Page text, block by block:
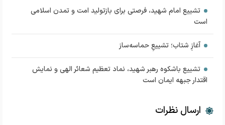
تشییع امام شهید، فرصتی برای بازتولید امت و تمدن اسلامی
است
آغازِ شتاب؛ تشییعِ حماسه‌ساز
تشییع باشکوه رهبر شهید، نماد تعظیم شعائر الهی و نمایش
اقتدار جبهه ایمان است
ارسال نظرات